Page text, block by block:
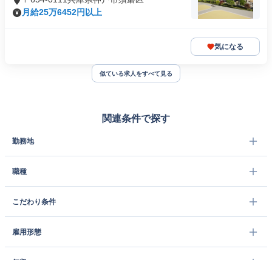
月給25万6452円以上
気になる
似ている求人をすべて見る
関連条件で探す
勤務地
職種
こだわり条件
雇用形態